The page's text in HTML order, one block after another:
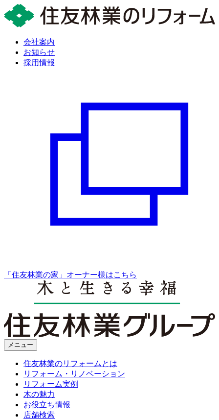
会社案内
お知らせ
採用情報
「住友林業の家」オーナー様はこちら
メニュー
住友林業のリフォームとは
リフォーム・リノベーション
リフォーム実例
木の魅力
お役立ち情報
店舗検索